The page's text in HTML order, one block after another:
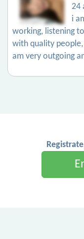
24
i
working, listening
with quality
am very outgoing